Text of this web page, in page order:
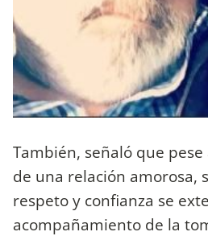
También, señaló que
de una relación amorosa,
respeto y confianza se
acompañamiento de la